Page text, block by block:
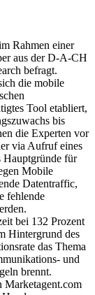
Rahmen einer
aus der D-A-CH
befragt.
die mobile
Tool etabliert,
bis
die Experten vor
via Aufruf eines
Hauptgründe für
Mobile
Datentraffic,
fehlende
bei 132 Prozent
Hintergrund des
das Thema
und
brennt.
Marketagent.com